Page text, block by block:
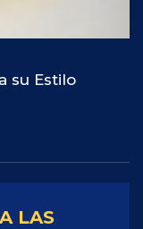
su Estilo
LAS